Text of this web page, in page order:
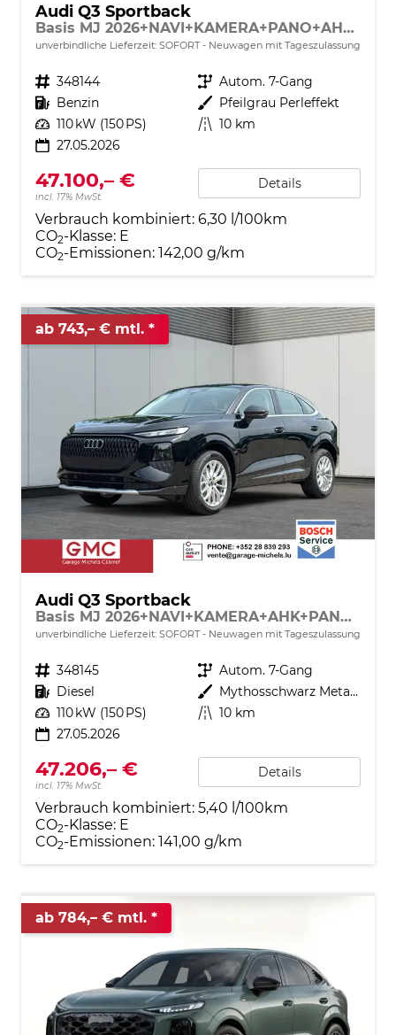
Audi Q3 Sportback
Basis MJ 2026+NAVI+KAMERA+PANO+AHK+PDC+EL. HECKKL.+LED+18 LM
unverbindliche Lieferzeit: SOFORT Neuwagen mit Tageszulassung
Fahrzeugnr. 348144 Getriebe Autom. 7-Gang
Kraftstoff Benzin Außenfarbe Pfeilgrau Perleffekt
Leistung 110 kW (150 PS) Kilometerstand 10 km
27.05.2026
47.100,– €
incl. 17% MwSt.
Details
Verbrauch kombiniert: 6,30 l/100km
CO2-Klasse: E
CO2-Emissionen: 142,00 g/km
ab 743,– € mtl.
Audi Q3 Sportback
Basis MJ 2026+NAVI+KAMERA+AHK+PANO+PDC+EL. HECKKL.+LED+18 LM
unverbindliche Lieferzeit: SOFORT Neuwagen mit Tageszulassung
Fahrzeugnr. 348145 Getriebe Autom. 7-Gang
Kraftstoff Diesel Außenfarbe
Mythosschwarz Metallic
Leistung 110 kW (150 PS) Kilometerstand 10 km
27.05.2026
47.206,– €
incl. 17% MwSt.
Details
Verbrauch kombiniert: 5,40 l/100km
CO2-Klasse: E
CO2-Emissionen: 141,00 g/km
ab 784,– € mtl.